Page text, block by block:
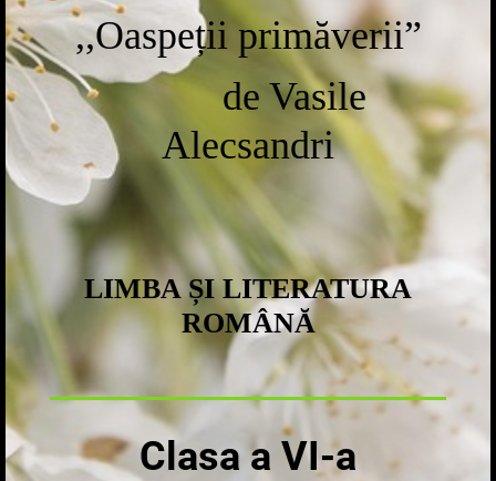
,,Oaspeții primăverii”
de Vasile
Alecsandri
LIMBA ȘI LITERATURA
ROMÂNĂ
Clasa a VI-a